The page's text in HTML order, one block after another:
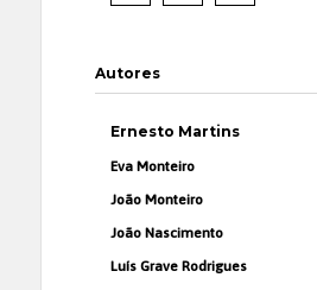
Autores
Ernesto Martins
Eva Monteiro
João Monteiro
João Nascimento
Luís Grave Rodrigues